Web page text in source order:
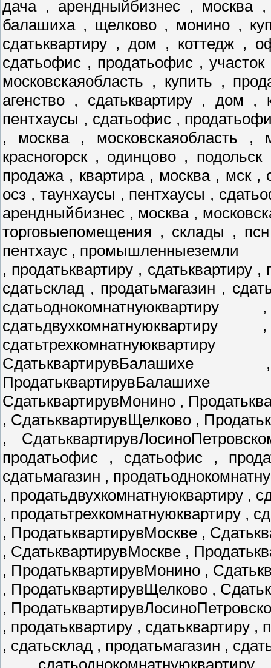
дача , арендныйбизнес , москва
балашиха , щелково , монино ,
сдатьквартиру , дом , коттедж ,
сдатьофис , продатьофис ,
московскаяобласть , купить ,
агенство , сдатьквартиру , дом
пентхаусы , сдатьофис ,
, москва , московскаяобласть
красногорск , одинцово ,
продажа , квартира , москва , мск
осз , таунхаусы , пентхаусы ,
арендныйбизнес , москва ,
торговыепомещения , склады ,
пентхаус , промышленныеземли
, продатьквартиру , сдатьквартиру
сдатьсклад , продатьмагазин ,
СдатьквартирувМонино ,
, СдатьквартирувЩелково ,
,
продатьофис , сдатьофис ,
сдатьмагазин ,
, продатьдвухкомнатнуюквартиру ,
, продатьтрехкомнатнуюквартиру ,
, ПродатьквартирувМоскве ,
, СдатьквартирувМоскве ,
, ПродатьквартирувМонино ,
, ПродатьквартирувЩелково ,
,
, продатьквартиру , сдатьквартиру
, сдатьсклад , продатьмагазин ,
,